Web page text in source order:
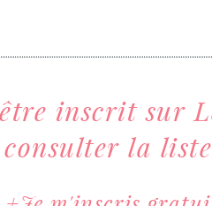
inscrit sur
la